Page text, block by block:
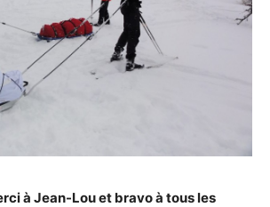
à Jean-Lou et bravo à tous les